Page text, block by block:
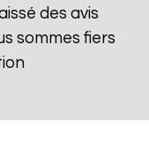
des avis
sommes fiers